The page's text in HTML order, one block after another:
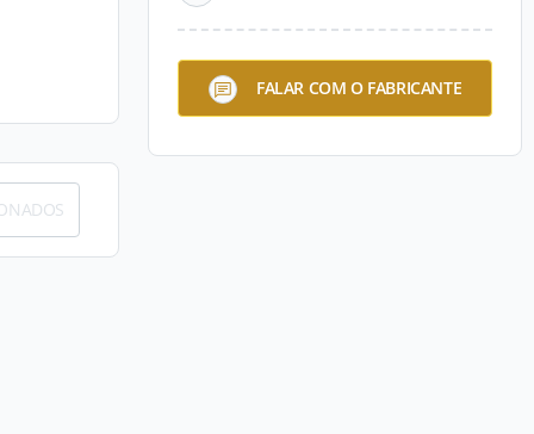
FALAR COM O FABRICANTE